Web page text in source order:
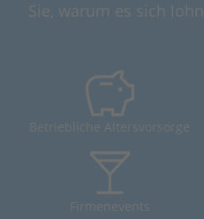
Sie, warum es sich
Betriebliche Altersvorsorge
Firmenevents